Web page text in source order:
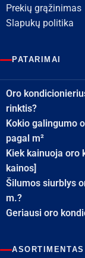
Prekių grąžinimas
Slapukų politika
PATARIMAI
Oro
rinktis?
Kokio galingumo
pagal m²
Kiek kainuoja oro
kainos]
Šilumos siurblys
m.?
Geriausi oro
ASORTIMENTAS